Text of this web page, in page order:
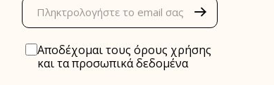
Αποδέχομαι τους όρους χρήσης
και ταπροσωπικά δεδομένα